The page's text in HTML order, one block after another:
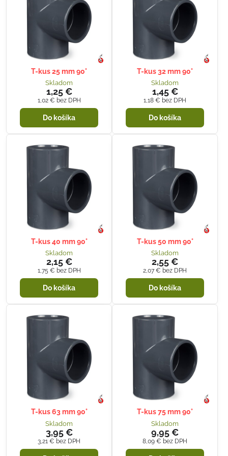
T-kus 25 mm 90°
Skladom
1,25 €
1,02 € bez DPH
Do košíka
T-kus 32 mm 90°
Skladom
1,45 €
1,18 € bez DPH
Do košíka
T-kus 40 mm 90°
Skladom
2,15 €
1,75 € bez DPH
Do košíka
T-kus 50 mm 90°
Skladom
2,55 €
2,07 € bez DPH
Do košíka
T-kus 63 mm 90°
Skladom
3,95 €
3,21 € bez DPH
T-kus 75 mm 90°
Skladom
9,95 €
8,09 € bez DPH